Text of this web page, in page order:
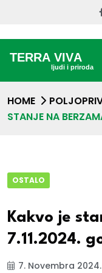
HOME
STANJE NA
OSTALO
Kakvo je
7.11.2024.
7. Novembra 2024.